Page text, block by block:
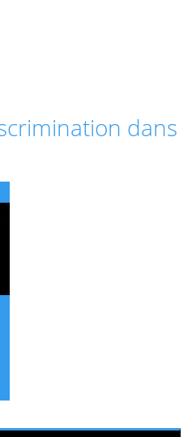
dans